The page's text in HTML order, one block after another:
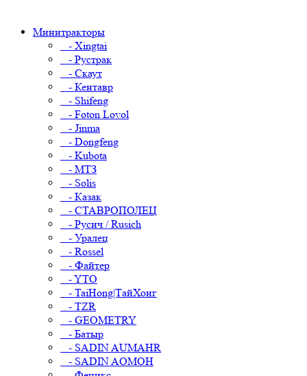
Минитракторы
- Xingtai
- Рустрак
- Скаут
- Кентавр
- Shifeng
- Foton Lovol
- Jinma
- Dongfeng
- Kubota
- МТЗ
- Solis
- Казак
- СТАВРОПОЛЕЦ
- Русич / Rusich
- Уралец
- Rossel
- Файтер
- YTO
- TaiHong|ТайХонг
- TZR
- GEOMETRY
- Батыр
- SADIN AUMAHR
- SADIN AOMOH